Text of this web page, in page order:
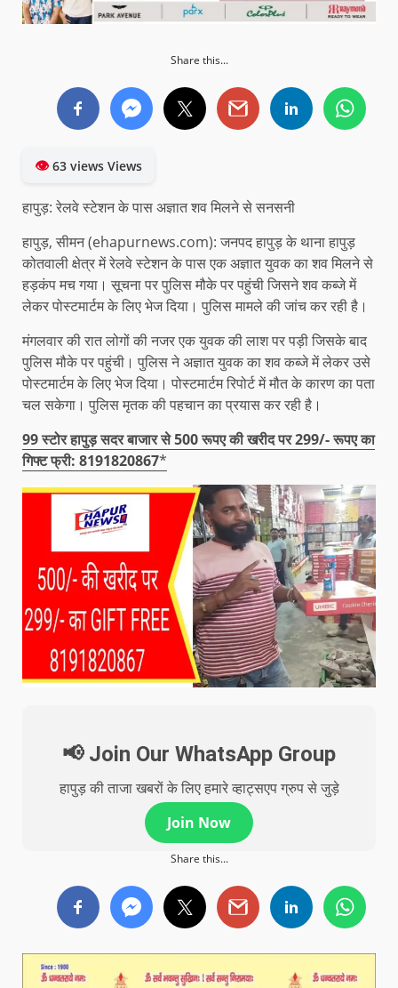
Share this...
👁63 views Views
हापुड़: रेलवे स्टेशन के पास अज्ञात शव मिलने से सनसनी
हापुड़, सीमन (ehapurnews.com): जनपद हापुड़ के थाना हापुड़
कोतवाली क्षेत्र में रेलवे स्टेशन के पास एक अज्ञात युवक का शव मिलने से
हड़कंप मच गया। सूचना पर पुलिस मौके पर पहुंची जिसने शव कब्जे में
लेकर पोस्टमार्टम के लिए भेज दिया। पुलिस मामले की जांच कर रही है।
मंगलवार की रात लोगों की नजर एक युवक की लाश पर पड़ी जिसके बाद
पुलिस मौके पर पहुंची। पुलिस ने अज्ञात युवक का शव कब्जे में लेकर उसे
पोस्टमार्टम के लिए भेज दिया। पोस्टमार्टम रिपोर्ट में मौत के कारण का पता
चल सकेगा। पुलिस मृतक की पहचान का प्रयास कर रही है।
99 स्टोर हापुड़ सदर बाजार से 500 रूपए की खरीद पर 299/- रूपए का
गिफ्ट फ्री: 8191820867*
📢 Join Our WhatsApp Group
हापुड़ की ताजा खबरों के लिए हमारे व्हाट्सएप ग्रुप से जुड़े
Join Now
Share this...